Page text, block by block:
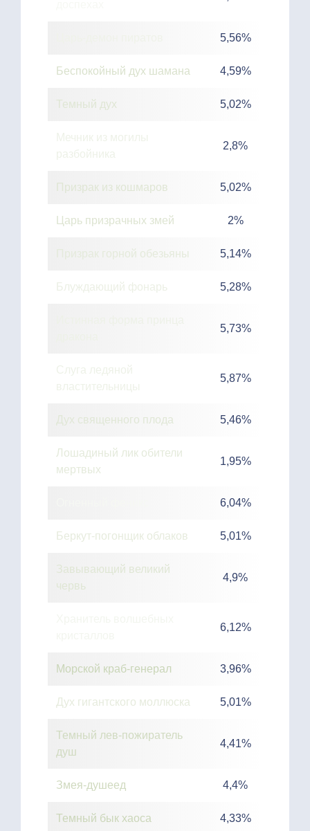
5,56%
Беспокойный дух шамана 4,59%
Темный дух 5,02%
Мечник из могилы
разбойника
2,8%
Призрак из кошмаров 5,02%
Царь призрачных змей 2%
Призрак горной обезьяны 5,14%
Блуждающий фонарь 5,28%
5,73%
Слуга ледяной
властительницы
5,87%
Дух священного плода 5,46%
Лошадиный лик обители
мертвых
1,95%
6,04%
Беркут-погонщик облаков 5,01%
Завывающий великий
червь
4,9%
6,12%
Морской краб-генерал 3,96%
Дух гигантского моллюска 5,01%
Темный лев-пожиратель
душ
4,41%
Змея-душеед 4,4%
Темный бык хаоса 4,33%